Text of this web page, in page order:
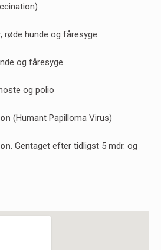
røde hunde og fåresyge
og fåresyge
og polio
(Humant Papilloma Virus)
. Gentaget efter tidligst 5 mdr. og